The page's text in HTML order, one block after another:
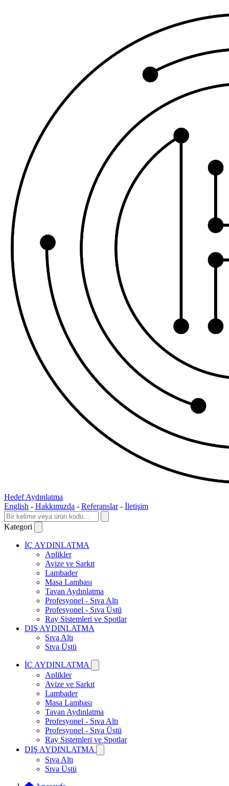
Hedef Aydınlatma
English - Hakkımızda - Referanslar - İletişim
Kategori
İÇ AYDINLATMA
Aplikler
Avize ve Sarkıt
Lambader
Masa Lambası
Tavan Aydınlatma
Profesyonel - Sıva Altı
Profesyonel - Sıva Üstü
Ray Sistemleri ve Spotlar
DIŞ AYDINLATMA
Sıva Altı
Sıva Üstü
İÇ AYDINLATMA
Aplikler
Avize ve Sarkıt
Lambader
Masa Lambası
Tavan Aydınlatma
Profesyonel - Sıva Altı
Profesyonel - Sıva Üstü
Ray Sistemleri ve Spotlar
DIŞ AYDINLATMA
Sıva Altı
Sıva Üstü